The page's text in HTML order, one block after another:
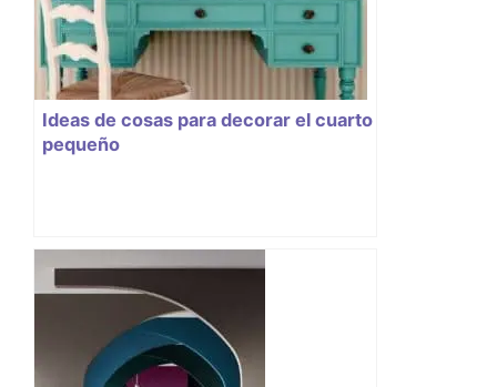
Ideas de cosas para decorar el cuarto
pequeño